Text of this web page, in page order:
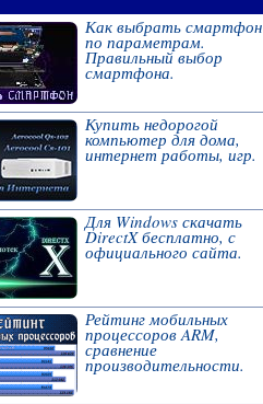
Как выбрать смартфон
по параметрам.
Правильный выбор
смартфона.
Купить недорогой
компьютер для дома,
интернет работы, игр.
Для Windows скачать
DirectX бесплатно, с
официального сайта.
Рейтинг мобильных
процессоров ARM,
сравнение
производительности.